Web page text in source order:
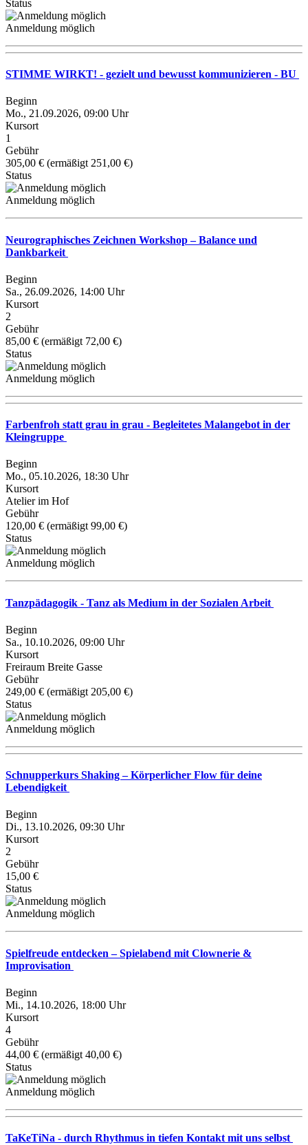
Status
Anmeldung möglich
STIMME WIRKT! - gezielt und bewusst kommunizieren - BU
Beginn
Mo., 21.09.2026, 09:00 Uhr
Kursort
1
Gebühr
305,00 € (ermäßigt 251,00 €)
Status
Anmeldung möglich
Neurographisches Zeichnen Workshop – Balance und
Dankbarkeit
Beginn
Sa., 26.09.2026, 14:00 Uhr
Kursort
2
Gebühr
85,00 € (ermäßigt 72,00 €)
Status
Anmeldung möglich
Farbenfroh statt grau in grau - Begleitetes Malangebot in der
Kleingruppe
Beginn
Mo., 05.10.2026, 18:30 Uhr
Kursort
Atelier im Hof
Gebühr
120,00 € (ermäßigt 99,00 €)
Status
Anmeldung möglich
Tanzpädagogik - Tanz als Medium in der Sozialen Arbeit
Beginn
Sa., 10.10.2026, 09:00 Uhr
Kursort
Freiraum Breite Gasse
Gebühr
249,00 € (ermäßigt 205,00 €)
Status
Anmeldung möglich
Schnupperkurs Shaking – Körperlicher Flow für deine
Lebendigkeit
Beginn
Di., 13.10.2026, 09:30 Uhr
Kursort
2
Gebühr
15,00 €
Status
Anmeldung möglich
Spielfreude entdecken – Spielabend mit Clownerie &
Improvisation
Beginn
Mi., 14.10.2026, 18:00 Uhr
Kursort
4
Gebühr
44,00 € (ermäßigt 40,00 €)
Status
Anmeldung möglich
TaKeTiNa - durch Rhythmus in tiefen Kontakt mit uns selbst